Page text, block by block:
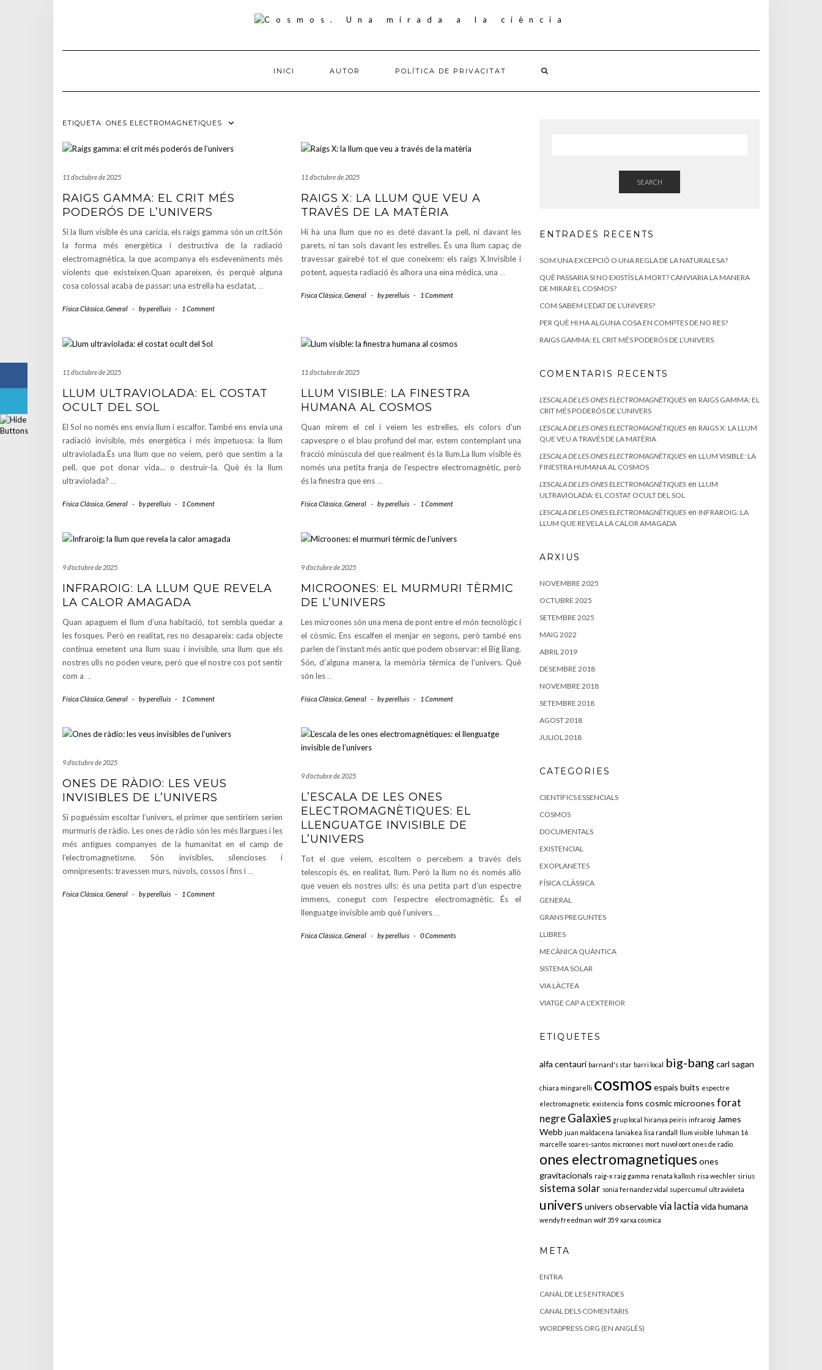
INICI AUTOR POLÍTICA DE PRIVACITAT
ETIQUETA: ONES ELECTROMAGNETIQUES
11 d'octubre de 2025
RAIGS GAMMA: EL CRIT MÉS
PODERÓS DE L’UNIVERS
Si la llum visible és una carícia, els raigs gamma són un crit.Són
la forma més energètica i destructiva de la radiació
electromagnètica, la que acompanya els esdeveniments més
violents que existeixen.Quan apareixen, és perquè alguna
cosa colossal acaba de passar: una estrella ha esclatat, …
Física Clàssica General - byperelluis - 1 Comment
11 d'octubre de 2025
RAIGS X: LA LLUM QUE VEU A
TRAVÉS DE LA MATÈRIA
Hi ha una llum que no es deté davant la pell, ni davant les
parets, ni tan sols davant les estrelles. És una llum capaç de
travessar gairebé tot el que coneixem: els raigs X.Invisible i
potent, aquesta radiació és alhora una eina mèdica, una …
Física Clàssica General - byperelluis - 1 Comment
11 d'octubre de 2025
LLUM ULTRAVIOLADA: EL COSTAT
OCULT DEL SOL
El Sol no només ens envia llum i escalfor. També ens envia una
radiació invisible, més energètica i més impetuosa: la llum
ultraviolada.És una llum que no veiem, però que sentim a la
pell, que pot donar vida… o destruir-la. Què és la llum
ultraviolada? …
Física Clàssica General - byperelluis - 1 Comment
11 d'octubre de 2025
LLUM VISIBLE: LA FINESTRA
HUMANA AL COSMOS
Quan mirem el cel i veiem les estrelles, els colors d’un
capvespre o el blau profund del mar, estem contemplant una
fracció minúscula del que realment és la llum.La llum visible és
només una petita franja de l’espectre electromagnètic, però
és la finestra que ens …
Física Clàssica General - byperelluis - 1 Comment
9 d'octubre de 2025
INFRAROIG: LA LLUM QUE REVELA
LA CALOR AMAGADA
Quan apaguem el llum d’una habitació, tot sembla quedar a
les fosques. Però en realitat, res no desapareix: cada objecte
continua emetent una llum suau i invisible, una llum que els
nostres ulls no poden veure, però que el nostre cos pot sentir
com a …
Física Clàssica General - byperelluis - 1 Comment
9 d'octubre de 2025
MICROONES: EL MURMURI TÈRMIC
DE L’UNIVERS
Les microones són una mena de pont entre el món tecnològic i
el còsmic. Ens escalfen el menjar en segons, però també ens
parlen de l’instant més antic que podem observar: el Big Bang.
Són, d’alguna manera, la memòria tèrmica de l’univers. Què
són les …
Física Clàssica General - byperelluis - 1 Comment
9 d'octubre de 2025
ONES DE RÀDIO: LES VEUS
INVISIBLES DE L’UNIVERS
Si poguéssim escoltar l’univers, el primer que sentiríem serien
murmuris de ràdio. Les ones de ràdio són les més llargues i les
més antigues companyes de la humanitat en el camp de
l’electromagnetisme. Són invisibles, silencioses i
omnipresents: travessen murs, núvols, cossos i fins i …
Física Clàssica General - byperelluis - 1 Comment
9 d'octubre de 2025
L’ESCALA DE LES ONES
ELECTROMAGNÈTIQUES: EL
LLENGUATGE INVISIBLE DE
L’UNIVERS
Tot el que veiem, escoltem o percebem a través dels
telescopis és, en realitat, llum. Però la llum no és només allò
que veuen els nostres ulls: és una petita part d’un espectre
immens, conegut com l’espectre electromagnètic. És el
llenguatge invisible amb què l’univers …
Física Clàssica General - byperelluis - 0 Comments
SEARCH
ENTRADES RECENTS
SOM UNA EXCEPCIÓ O UNA REGLA DE LA NATURALESA?
QUÈ PASSARIA SI NO EXISTÍS LA MORT? CANVIARIA LA MANERA
DE MIRAR EL COSMOS?
COM SABEM L’EDAT DE L’UNIVERS?
PER QUÈ HI HA ALGUNA COSA EN COMPTES DE NO RES?
RAIGS GAMMA: EL CRIT MÉS PODERÓS DE L’UNIVERS
COMENTARIS RECENTS
L’ESCALA DE LES ONES ELECTROMAGNÈTIQUES en RAIGS GAMMA: EL
CRIT MÉS PODERÓS DE L’UNIVERS
L’ESCALA DE LES ONES ELECTROMAGNÈTIQUES en RAIGS X: LA LLUM
QUE VEU A TRAVÉS DE LA MATÈRIA
L’ESCALA DE LES ONES ELECTROMAGNÈTIQUES en LLUM VISIBLE: LA
FINESTRA HUMANA AL COSMOS
L’ESCALA DE LES ONES ELECTROMAGNÈTIQUES en LLUM
ULTRAVIOLADA: EL COSTAT OCULT DEL SOL
L’ESCALA DE LES ONES ELECTROMAGNÈTIQUES en INFRAROIG: LA
LLUM QUE REVELA LA CALOR AMAGADA
ARXIUS
NOVEMBRE 2025
OCTUBRE 2025
SETEMBRE 2025
MAIG 2022
ABRIL 2019
DESEMBRE 2018
NOVEMBRE 2018
SETEMBRE 2018
AGOST 2018
JULIOL 2018
CATEGORIES
CIENTÍFICS ESSENCIALS
COSMOS
DOCUMENTALS
EXISTENCIAL
EXOPLANETES
FÍSICA CLÀSSICA
GENERAL
GRANS PREGUNTES
LLIBRES
MECÀNICA QUÀNTICA
SISTEMA SOLAR
VIA LÀCTEA
VIATGE CAP A L'EXTERIOR
ETIQUETES
alfa centauri barnard's star barri local big-bang carl sagan
chiara mingarelli cosmos espais buits espectre
electromagnetic existencia fons cosmic microones forat
negre Galaxies grup local hiranya peiris infraroig James
Webb juan maldacena laniakea lisa randall llum visible luhman 16
marcelle soares-santos microones mort nuvol oort ones de radio
ones electromagnetiquesones
gravitacionals raig-x raig gamma renata kallosh risa wechler sirius
sistema solar sonia fernandez vidal supercumul ultravioleta
univers univers observablevia lactia vida humana
wendy freedman wolf 359 xarxa cosmica
META
ENTRA
CANAL DE LES ENTRADES
CANAL DELS COMENTARIS
WORDPRESS.ORG (EN ANGLÈS)